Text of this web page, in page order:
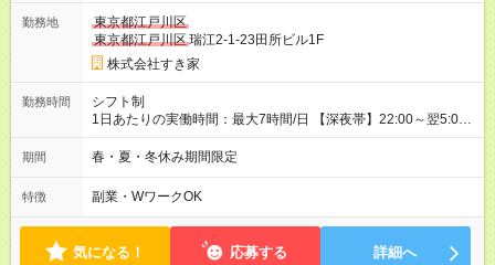
同時給）
勤務地
東京都江戸川区
東京都江戸川区瑞江2-1-23田所ビル1F
株式会社すき家
勤務時間
シフト制
1日あたりの実働時間：最大7時間/日 【深夜帯】22:00～翌5:00
週2日～・1日2h～OK◎ ※22:00から翌5:00までは18歳以上の方
のみ勤務可能です（18歳未満の深夜業務禁止のため） ★深夜で
す。 必ず、2名以上での勤務を行いますので、安心して働けま
す。
期間 春・夏・冬休み期間限定
特徴 副業・WワークOK
気になる！ 応募する 詳細へ